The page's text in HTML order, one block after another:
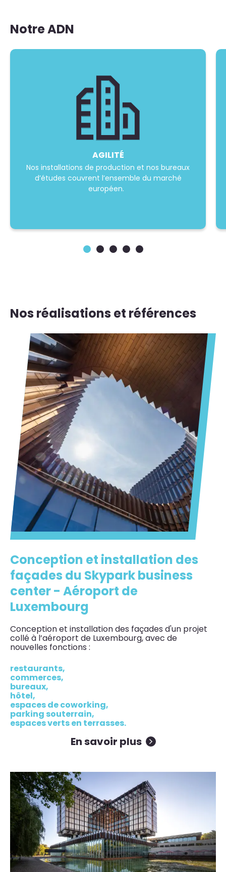
Notre ADN
AGILITÉ
Nos installations de production et nos bureaux
d’études couvrent l’ensemble du marché
européen.
Nos réalisations et références
Conception et installation des
façades du Skypark business
center - Aéroport de
Luxembourg
Conception et installation des façades d'un projet
collé à l’aéroport de Luxembourg, avec de
nouvelles fonctions :
restaurants,
commerces,
bureaux,
hôtel,
espaces de coworking,
parking souterrain,
espaces verts en terrasses.
En savoir plus